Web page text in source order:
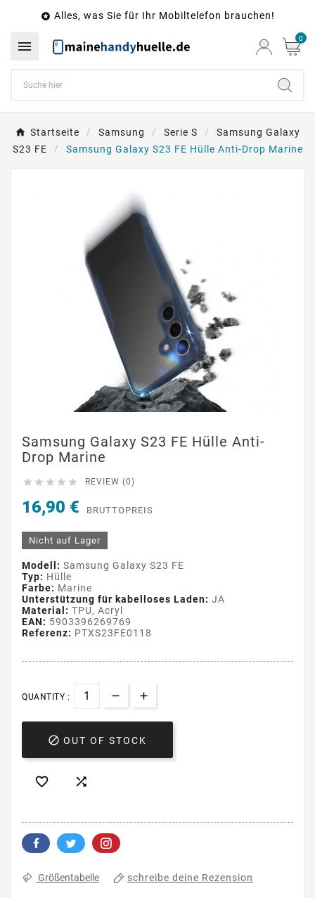
 Alles, was Sie für Ihr Mobiltelefon brauchen!
 0
Startseite Samsung Serie S
Samsung Galaxy
S23 FE
Samsung Galaxy S23 FE Hülle Anti-Drop Marine
Samsung Galaxy S23 FE Hülle Anti-
Drop Marine
     REVIEW (0)
16,90 € BRUTTOPREIS
Nicht auf Lager
Modell: Samsung Galaxy S23 FE
Typ: Hülle
Farbe: Marine
Unterstützung für kabelloses Laden: JA
Material: TPU, Acryl
EAN: 5903396269769
Referenz: PTXS23FE0118
QUANTITY :
 OUT OF STOCK
 
Größentabelle schreibe deine Rezension